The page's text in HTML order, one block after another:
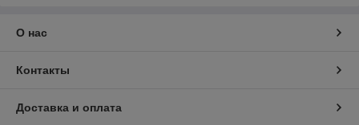
О нас
Контакты
Доставка и оплата